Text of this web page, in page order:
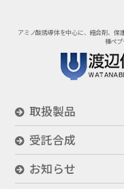
アミノ酸誘導体を中心に、縮合剤、保
種ペ
取扱製品
受託合成
お知らせ